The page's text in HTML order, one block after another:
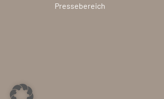
Pressebereich